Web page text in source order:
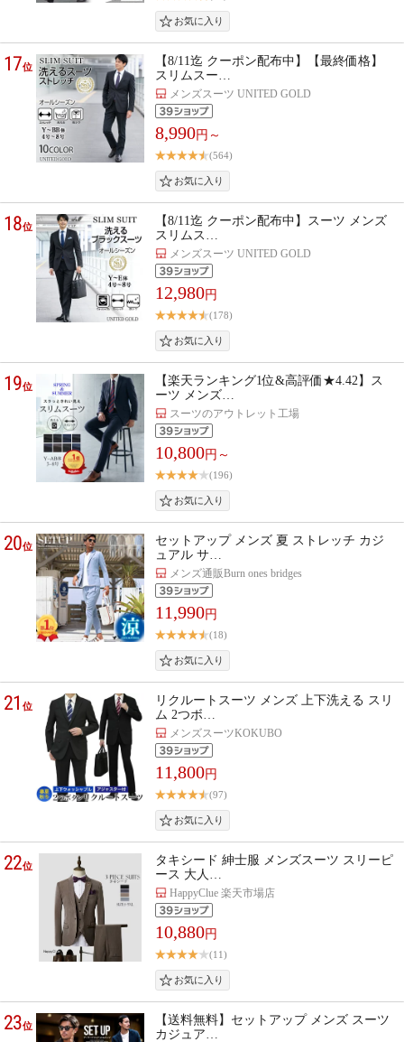
17位
【8/11迄 クーポン配布中】【最終価格】
スリムスー…
メンズスーツ UNITED GOLD
8,990円～
(564)
18位
【8/11迄 クーポン配布中】スーツ メンズ
スリムス…
メンズスーツ UNITED GOLD
12,980円
(178)
19位
【楽天ランキング1位&高評価★4.42】ス
ーツ メンズ…
スーツのアウトレット工場
10,800円～
(196)
20位
セットアップ メンズ 夏 ストレッチ カジ
ュアル サ…
メンズ通販Burn ones bridges
11,990円
(18)
21位
リクルートスーツ メンズ 上下洗える スリ
ム 2つボ…
メンズスーツKOKUBO
11,800円
(97)
22位
タキシード 紳士服 メンズスーツ スリーピ
ース 大人…
HappyClue 楽天市場店
10,880円
(11)
23位
【送料無料】セットアップ メンズ スーツ
カジュア…